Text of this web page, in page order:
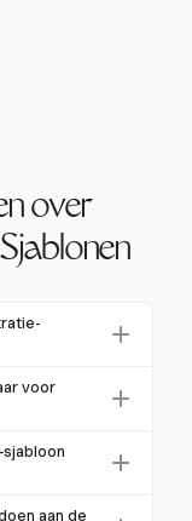
over
zijn online
en Google
aan
voor
beschikbaar in
PDF,
aan te
aan de